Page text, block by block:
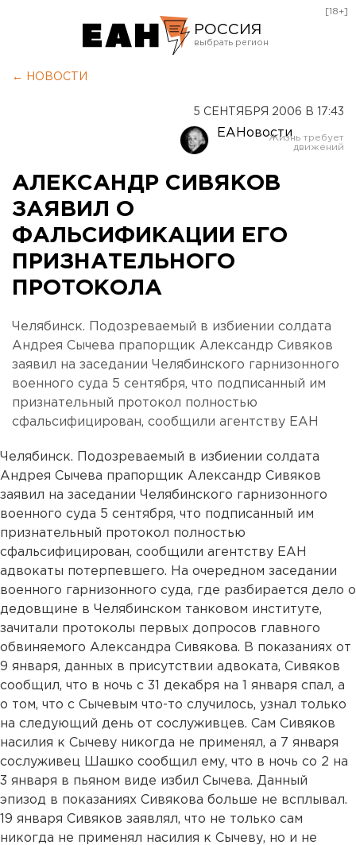
РОССИЯ
Оренбург
[18+]
← НОВОСТИ
5 СЕНТЯБРЯ 2006 В 17:43
ЕАНовости
АЛЕКСАНДР СИВЯКОВ
ЗАЯВИЛ О
ФАЛЬСИФИКАЦИИ ЕГО
ПРИЗНАТЕЛЬНОГО
ПРОТОКОЛА
Челябинск. Подозреваемый в избиении солдата
Андрея Сычева прапорщик Александр Сивяков
заявил на заседании Челябинского гарнизонного
военного суда 5 сентября, что подписанный им
признательный протокол полностью
сфальсифицирован, сообщили агентству ЕАН
Челябинск. Подозреваемый в избиении солдата
Андрея Сычева прапорщик Александр Сивяков
заявил на заседании Челябинского гарнизонного
военного суда 5 сентября, что подписанный им
признательный протокол полностью
сфальсифицирован, сообщили агентству ЕАН
адвокаты потерпевшего. На очередном заседании
военного гарнизонного суда, где разбирается дело о
дедовщине в Челябинском танковом институте,
зачитали протоколы первых допросов главного
обвиняемого Александра Сивякова. В показаниях от
9 января, данных в присутствии адвоката, Сивяков
сообщил, что в ночь с 31 декабря на 1 января спал, а
о том, что с Сычевым что-то случилось, узнал только
на следующий день от сослуживцев. Сам Сивяков
насилия к Сычеву никогда не применял, а 7 января
сослуживец Шашко сообщил ему, что в ночь со 2 на
3 января в пьяном виде избил Сычева. Данный
эпизод в показаниях Сивякова больше не всплывал.
19 января Сивяков заявлял, что не только сам
никогда не применял насилия к Сычеву, но и не